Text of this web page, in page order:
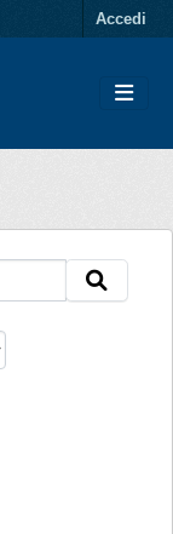
Accedi